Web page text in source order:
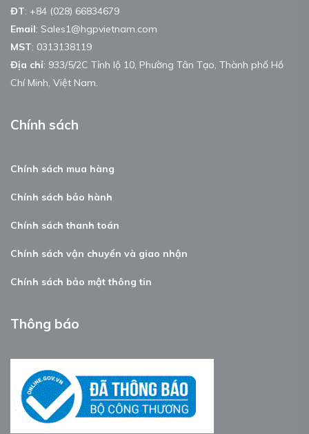
ĐT: +84 (028) 66834679
Email: Sales1@hgpvietnam.com
MST: 0313138119
Địa chỉ: 933/5/2C Tỉnh lộ 10, Phường Tân Tạo, Thành phố Hồ
Chí Minh, Việt Nam.
Chính sách
Chính sách mua hàng
Chính sách bảo hành
Chính sách thanh toán
Chính sách vận chuyển và giao nhận
Chính sách bảo mật thông tin
Thông báo